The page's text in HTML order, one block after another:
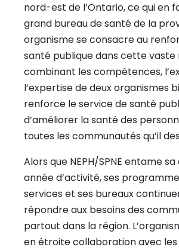
nord-est de l’Ontario, ce qui en
grand bureau de santé de la
organisme se consacre au
santé publique dans cette vaste
combinant les compétences,
l’expertise de deux organismes
renforce le service de santé
d’améliorer la santé des
toutes les communautés qu’il
Alors que NEPH/SPNE entame
année d’activité, ses
services et ses bureaux
répondre aux besoins des
partout dans la région.
en étroite collaboration avec les